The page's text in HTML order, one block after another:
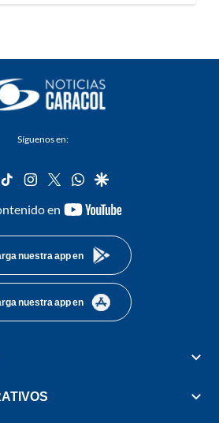
Síguenos en:
tiktok instagram
twitterwhatsapp
google
en
youtube-
nuestra app en
nuestra app en